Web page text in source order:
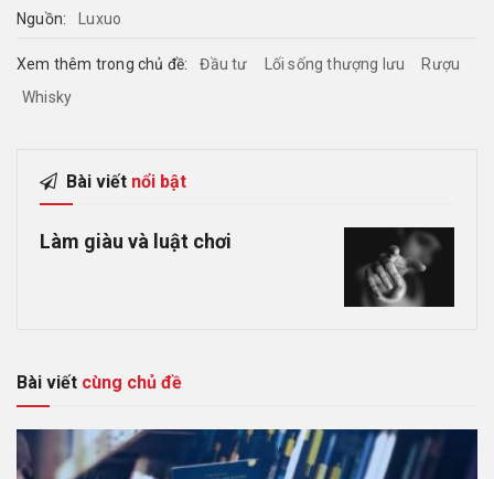
Nguồn: Luxuo
Xem thêm trong chủ đề: Đầu tư Lối sống thượng lưu
Rượu
Whisky
Bài viết nổi bật
Làm giàu và luật chơi
Bài viết cùng chủ đề